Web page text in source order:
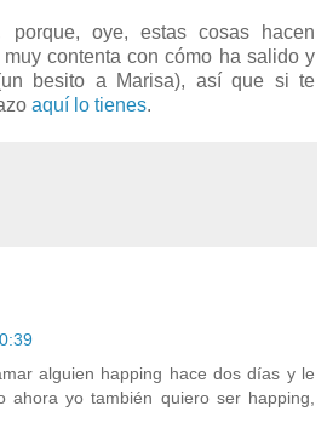
porque, oye, estas cosas hacen
contenta con cómo ha salido y
besito a Marisa), así que si te
aquí lo tienes.
alguien happing hace dos días y le
ahora yo también quiero ser happing,